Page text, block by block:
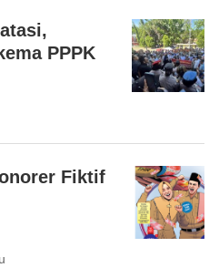
PPPK
Fiktif